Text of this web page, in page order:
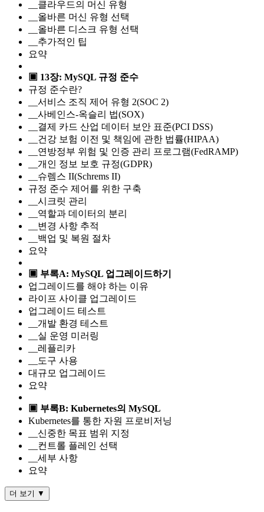
__클라우드의 머신 유형
__올바른 머신 유형 선택
__올바른 디스크 유형 선택
__추가적인 팁
요약
▣ 13장: MySQL 규정 준수
규정 준수란?
__서비스 조직 제어 유형 2(SOC 2)
__사베인스-옥슬리 법(SOX)
__결제 카드 산업 데이터 보안 표준(PCI DSS)
__건강 보험 이전 및 책임에 관한 법률(HIPAA)
__연방정부 위험 및 인증 관리 프로그램(FedRAMP)
__개인 정보 보호 규정(GDPR)
__슈렘스 II(Schrems II)
규정 준수 제어를 위한 구축
__시크릿 관리
__역할과 데이터의 분리
__변경 사항 추적
__백업 및 복원 절차
요약
▣ 부록A: MySQL 업그레이드하기
업그레이드를 해야 하는 이유
라이프 사이클 업그레이드
업그레이드 테스트
__개발 환경 테스트
__실 운영 미러링
__레플리카
__도구 사용
대규모 업그레이드
요약
▣ 부록B: Kubernetes의 MySQL
Kubernetes를 통한 자원 프로비저닝
__신중한 목표 범위 지정
__컨트롤 플레인 선택
__세부 사항
요약
더 보기 ▼